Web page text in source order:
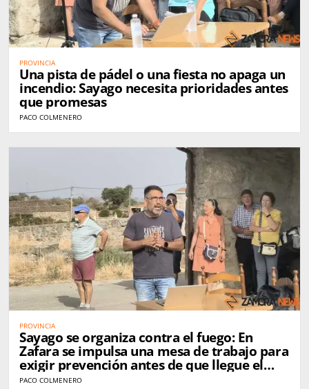
PROVINCIA
Una pista de pádel o una fiesta no apaga un
incendio: Sayago necesita prioridades antes
que promesas
PACO COLMENERO
PROVINCIA
Sayago se organiza contra el fuego: En
Zafara se impulsa una mesa de trabajo para
exigir prevención antes de que llegue el
próximo incendio
PACO COLMENERO